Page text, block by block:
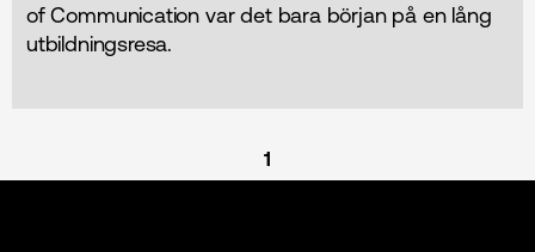
of Communication var det bara början på en lång
utbildningsresa.
1